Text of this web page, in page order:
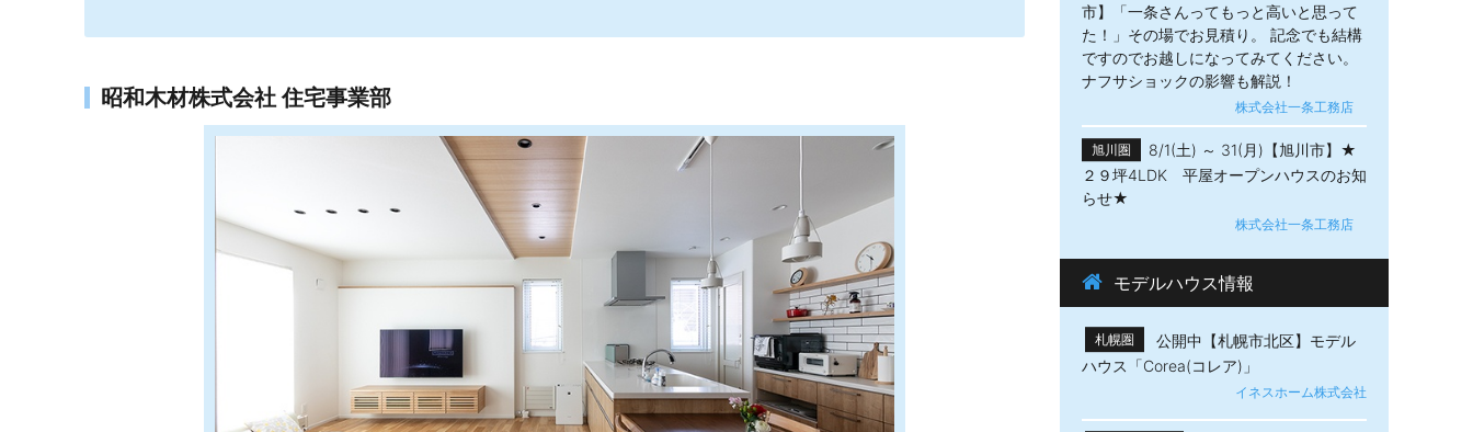
昭和木材株式会社 住宅事業部
市】「一条さんってもっと高いと思って
た！」その場でお見積り。 記念でも結構
ですのでお越しになってみてください。
ナフサショックの影響も解説！
株式会社一条工務店
旭川圏
8/1(土) ～ 31(月)【旭川市】★
２９坪4LDK 平屋オープンハウスのお知
らせ★
株式会社一条工務店
モデルハウス情報
札幌圏
公開中【札幌市北区】モデル
ハウス「Corea(コレア)」
イネスホーム株式会社